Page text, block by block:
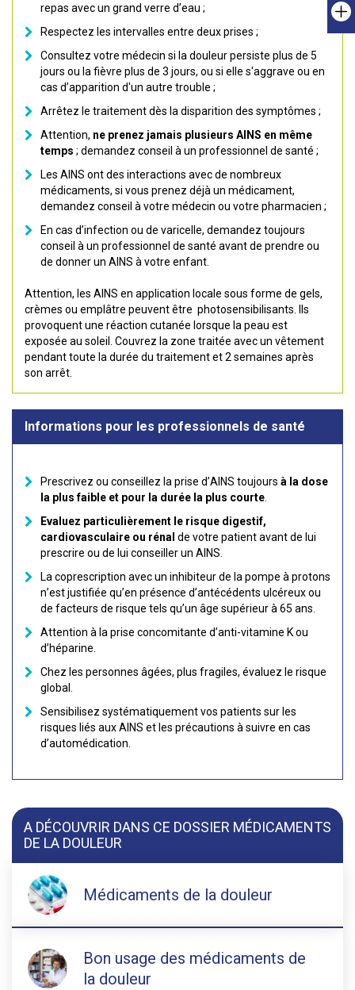
repas avec un grand verre d’eau ;
Respectez les intervalles entre deux prises ;
Consultez votre médecin si la douleur persiste plus de 5
jours ou la fièvre plus de 3 jours, ou si elle s'aggrave ou en
cas d’apparition d'un autre trouble ;
Arrêtez le traitement dès la disparition des symptômes ;
Attention, ne prenez jamais plusieurs AINS en même
temps ; demandez conseil à un professionnel de santé ;
Les AINS ont des interactions avec de nombreux
médicaments, si vous prenez déjà un médicament,
demandez conseil à votre médecin ou votre pharmacien ;
En cas d’infection ou de varicelle, demandez toujours
conseil à un professionnel de santé avant de prendre ou
de donner un AINS à votre enfant.
Attention, les AINS en application locale sous forme de gels,
crèmes ou emplâtre peuvent être photosensibilisants. Ils
provoquent une réaction cutanée lorsque la peau est
exposée au soleil. Couvrez la zone traitée avec un vêtement
pendant toute la durée du traitement et 2 semaines après
son arrêt.
Informations pour les professionnels de santé
Prescrivez ou conseillez la prise d’AINS toujours à la dose
la plus faible et pour la durée la plus courte
Evaluez particulièrement le risque digestif,
cardiovasculaire ou rénal de votre patient avant de lui
prescrire ou de lui conseiller un AINS.
La coprescription avec un inhibiteur de la pompe à protons
n’est justifiée qu’en présence d’antécédents ulcéreux ou
de facteurs de risque tels qu’un âge supérieur à 65 ans.
Attention à la prise concomitante d’anti-vitamine K ou
d’héparine.
Chez les personnes âgées, plus fragiles, évaluez le risque
global.
Sensibilisez systématiquement vos patients sur les
risques liés aux AINS et les précautions à suivre en cas
d’automédication.
A DÉCOUVRIR DANS CE DOSSIER MÉDICAMENTS
DE LA DOULEUR
Médicaments de la douleur
Bon usage des médicaments de
la douleur